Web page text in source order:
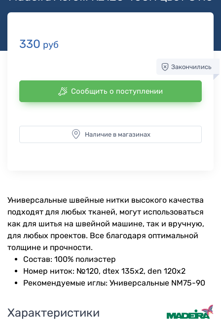
330 руб
Закончились
Сообщить о поступлении
Наличие в магазинах
Универсальные швейные нитки высокого качества
подходят для любых тканей, могут использоваться
как для шитья на швейной машине, так и вручную,
для любых проектов. Все благодаря оптимальной
толщине и прочности.
Состав: 100% полиэстер
Номер ниток: №120, dtex 135x2, den 120x2
Рекомендуемые иглы: Универсальные NM75-90
Характеристики